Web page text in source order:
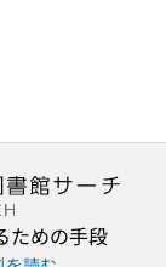
ための手段